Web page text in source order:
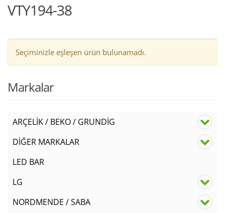
VTY194-38
Seçiminizle eşleşen ürün bulunamadı.
Markalar
ARÇELİK / BEKO / GRUNDİG
DİĞER MARKALAR
LED BAR
LG
NORDMENDE / SABA